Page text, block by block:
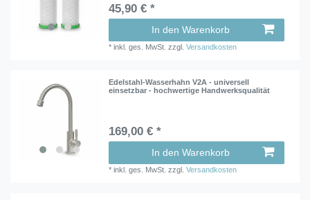
45,90 € *
In den Warenkorb
*inkl. ges. MwSt. zzgl.Versandkosten
Edelstahl-Wasserhahn V2A - universell
einsetzbar - hochwertige Handwerksqualität
169,00 € *
In den Warenkorb
*inkl. ges. MwSt. zzgl.Versandkosten